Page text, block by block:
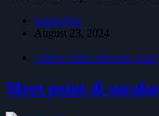
batubeling
August 23, 2024
cubicle toilet phenolic resin
Meet point di